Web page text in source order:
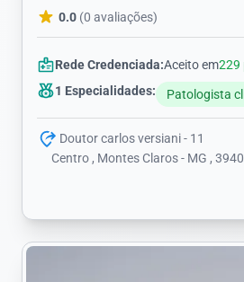
0.0 (0 avaliações)
Rede Credenciada:Aceito em229
1 Especialidades:
Patologista
Doutor carlos versiani - 11
Centro , Montes Claros - MG ,